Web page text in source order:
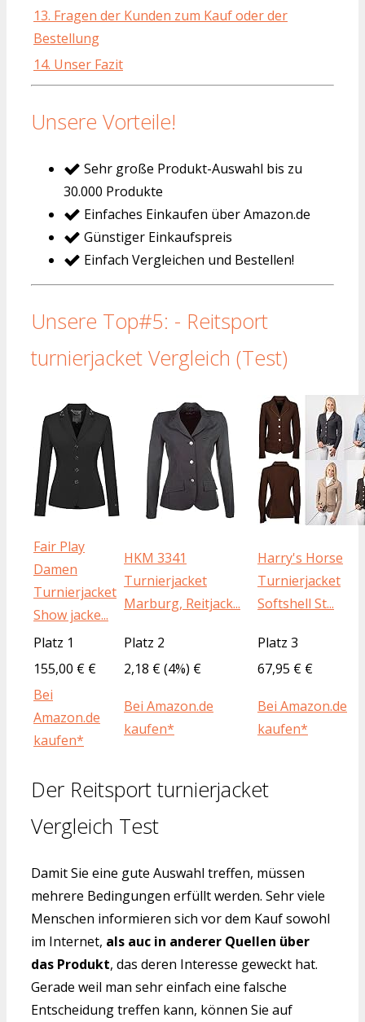
13. Fragen der Kunden zum Kauf oder der
Bestellung
14. Unser Fazit
Unsere Vorteile!
Sehr große Produkt-Auswahl bis zu
30.000 Produkte
Einfaches Einkaufen über Amazon.de
Günstiger Einkaufspreis
Einfach Vergleichen und Bestellen!
Unsere Top#5: - Reitsport
turnierjacket Vergleich (Test)
Fair Play
Damen
Turnierjacket
Show jacke...
HKM 3341
Turnierjacket
Marburg, Reitjack...
Harry's Horse
Turnierjacket
Softshell St...
Platz 1 Platz 2
Platz 3
155,00 € €
2,18 € (4%) €
67,95 € €
Bei
Amazon.de
kaufen*
Bei Amazon.de
kaufen*
Bei Amazon.de
kaufen*
Der Reitsport turnierjacket
Vergleich Test
Damit Sie eine gute Auswahl treffen, müssen
mehrere Bedingungen erfüllt werden. Sehr viele
Menschen informieren sich vor dem Kauf sowohl
im Internet, als auc in anderer Quellen über
das Produkt, das deren Interesse geweckt hat.
Gerade weil man sehr einfach eine falsche
Entscheidung treffen kann, können Sie auf